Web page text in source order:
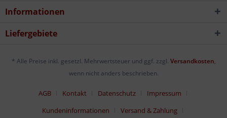
Informationen
Liefergebiete
* Alle Preise inkl. gesetzl. Mehrwertsteuer und ggf. zzgl. Versandkosten,
wenn nicht anders beschrieben.
AGB Kontakt Datenschutz
Impressum
Kundeninformationen
Versand & Zahlung